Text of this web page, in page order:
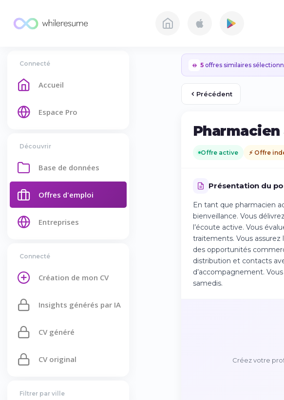
Connecté
Accueil
Espace Pro
Découvrir
Base de données
Offres d'emploi
Entreprises
Connecté
Création de mon CV
Insights générés par IA
CV généré
CV original
Filtrer par ville
5 offres similaires
Précédent
Offre active ⚡ Offre
Présentation du
En tant que pharmacien
bienveillance. Vous
l’écoute active. Vous
traitements. Vous assurez
des opportunités
distribution et contacts
d’accompagnement.
samedis.
Créez votre